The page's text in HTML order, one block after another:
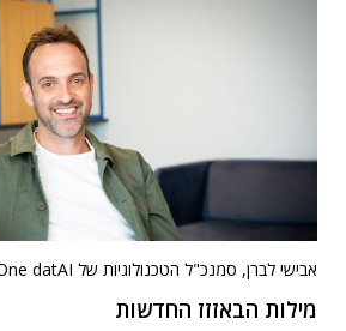
אבישי לברן, סמנכ"ל הטכנולוגיות של One datAI.
מילות הבאזזז החדשות